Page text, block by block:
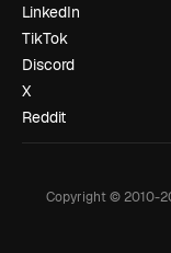
LinkedIn
TikTok
Discord
X
Reddit
Copyright © 2010-